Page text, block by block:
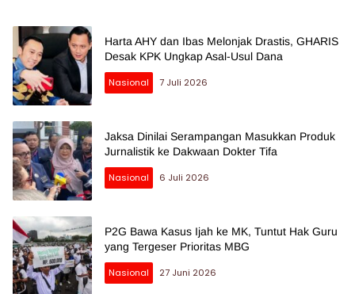
Harta AHY dan Ibas Melonjak Drastis, GHARIS
Desak KPK Ungkap Asal-Usul Dana
Nasional 7 Juli 2026
Jaksa Dinilai Serampangan Masukkan Produk
Jurnalistik ke Dakwaan Dokter Tifa
Nasional 6 Juli 2026
P2G Bawa Kasus Ijah ke MK, Tuntut Hak Guru
yang Tergeser Prioritas MBG
Nasional 27 Juni 2026